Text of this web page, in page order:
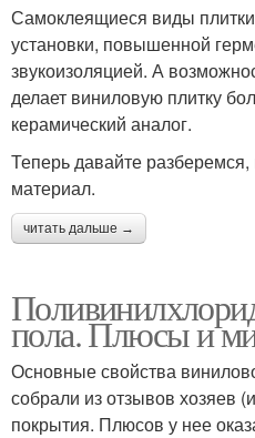
Самоклеящиеся виды
установки, повышенной
звукоизоляцией. А
делает виниловую плитку
керамический аналог.
Теперь давайте разберемся,
материал.
читать дальше →
пола. Плюсы и
Основные свойства
собрали из отзывов хозяев
покрытия. Плюсов у нее